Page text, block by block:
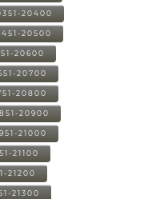
20400
20500
20600
20700
20800
20900
21000
21100
21200
21300